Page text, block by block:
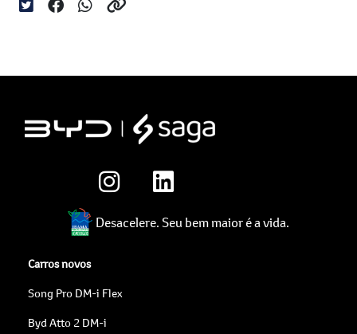
Desacelere. Seu bem maior é a vida.
Carros novos
Song Pro DM-i Flex
Byd Atto 2 DM-i